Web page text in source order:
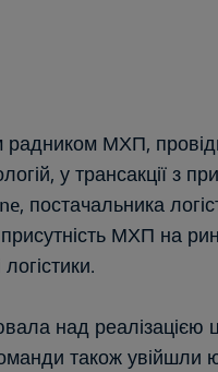
радником МХП,
у трансакції з
постачальника
МХП на
над реалізацією
також увійшли